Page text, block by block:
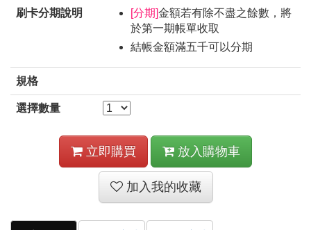
刷卡分期說明 [分期]金額若有除不盡之餘數，將
於第一期帳單收取
結帳金額滿五千可以分期
規格
選擇數量
立即購買 放入購物車
加入我的收藏